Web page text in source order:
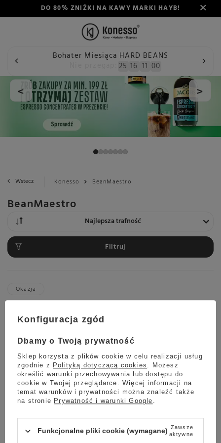
DO 80% ZNIŻKI NA KAWY MARKI HAYB!
Bohater Miesiąca HARD BEANS
25 16 11 00
< >
Wstecz Konesso BeanMaestro
BeanMaestro
Zmień sortowanie
Najlepsza trafność
Filtruj
Okazja
Ekspres do kawy Saeco Xelsis Deluxe SM8785/00 + 2KG
KAWY GRATIS
6 opinie
5 999,00 zł
4 999,00 zł 1 000,00 zł
Najniższa cena z ostatnich 30 dni:
4 599,00 zł +8%
Towar dostępny w magazynie
Konfiguracja zgód
Dbamy o Twoją prywatność
Sklep korzysta z plików cookie w celu realizacji usług
zgodnie z Polityką dotyczącą cookies . Możesz
określić warunki przechowywania lub dostępu do
cookie w Twojej przeglądarce. Więcej informacji na
temat warunków i prywatności można znaleźć także
na stronie Prywatność i warunki Google .
Funkcjonalne pliki cookie (wymagane) Zawsze
aktywne